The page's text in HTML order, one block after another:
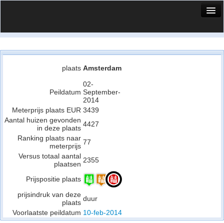
Vergelijk prijsposities - wijk
Privacy beleid
Cookie beleid
plaats Amsterdam
Peildatum
02-
September-
2014
Meterprijs plaats EUR 3439
Aantal huizen gevonden
in deze plaats 4427
Ranking plaats naar
meterprijs 77
Versus totaal aantal
plaatsen 2355
Prijspositie plaats
prijsindruk van deze
plaats duur
Voorlaatste peildatum 10-feb-2014